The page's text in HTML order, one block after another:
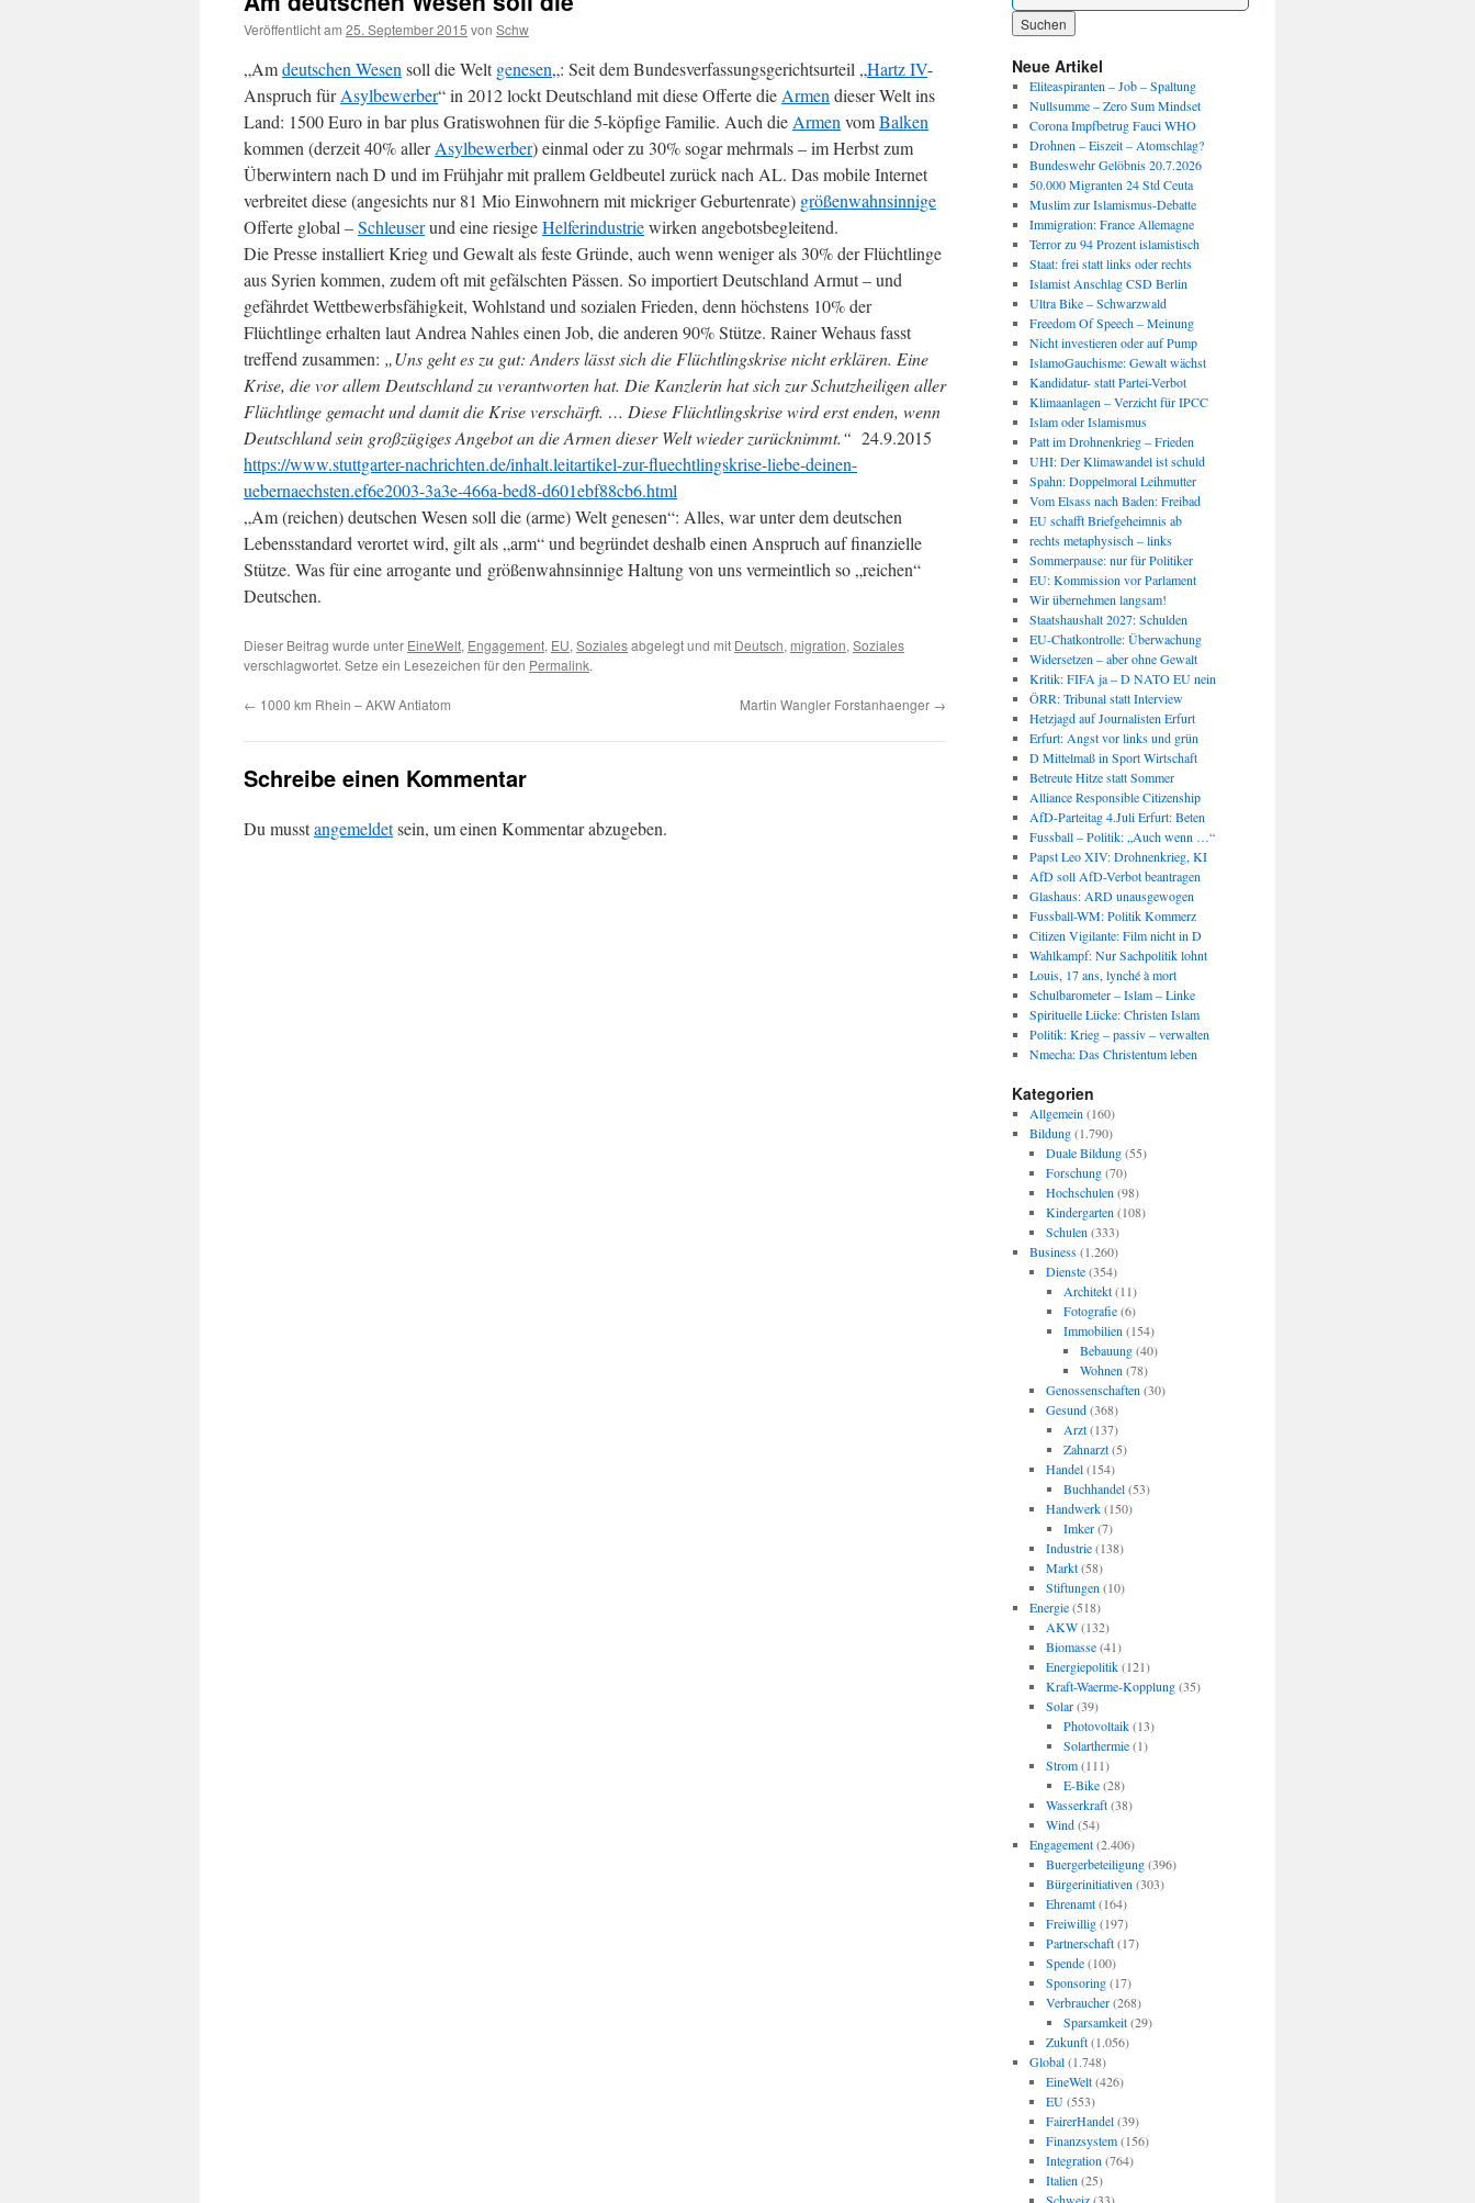
Veröffentlicht am 25. September 2015 von Schw
„Amdeutschen Wesen soll die Weltgenesen„: Seit dem Bundesverfassungsgerichtsurteil „Hartz IV-
Anspruch fürAsylbewerber“ in 2012 lockt Deutschland mit diese Offerte die Armen dieser Welt ins
Land: 1500 Euro in bar plus Gratiswohnen für die 5-köpfige Familie. Auch die Armen vomBalken
kommen (derzeit 40% allerAsylbewerber) einmal oder zu 30% sogar mehrmals –im Herbst zum
Überwintern nach D und im Frühjahr mit prallem Geldbeutel zurück nach AL. Das mobile Internet
verbreitet diese (angesichts nur 81 Mio Einwohnern mit mickriger Geburtenrate) größenwahnsinnige
Offerte global –Schleuserund eine riesigeHelferindustriewirken angebotsbegleitend.
Die Presse installiert Krieg und Gewalt als feste Gründe, auch wenn weniger als 30% der Flüchtlinge
aus Syrien kommen, zudem oft mit gefälschten Pässen. So importiert Deutschland Armut – und
gefährdet Wettbewerbsfähigkeit, Wohlstand und sozialen Frieden, denn höchstens 10% der
Flüchtlinge erhalten laut Andrea Nahles einen Job, die anderen 90% Stütze. Rainer Wehaus fasst
treffend zusammen: „Uns geht es zu gut: Anders lässt sich die Flüchtlingskrise nicht erklären. Eine
Krise, die vor allem Deutschland zu verantworten hat. Die Kanzlerin hat sich zur Schutzheiligen aller
Flüchtlinge gemacht und damit die Krise verschärft. … Diese Flüchtlingskrise wird erst enden, wenn
Deutschland sein großzügiges Angebot an die Armen dieser Welt wieder zurücknimmt.“ 24.9.2015
https://www.stuttgarter-nachrichten.de/inhalt.leitartikel-zur-fluechtlingskrise-liebe-deinen-
uebernaechsten.ef6e2003-3a3e-466a-bed8-d601ebf88cb6.html
„Am (reichen) deutschen Wesen soll die (arme) Welt genesen“: Alles, war unter dem deutschen
Lebensstandard verortet wird, gilt als „arm“ und begründet deshalb einen Anspruch auf finanzielle
Stütze. Was für eine arrogante und größenwahnsinnige Haltung von uns vermeintlich so „reichen“
Deutschen.
Dieser Beitrag wurde unter EineWelt, Engagement, EU, Sozialesabgelegt und mit Deutsch, migration, Soziales
verschlagwortet. Setze ein Lesezeichen für den Permalink.
← 1000 km Rhein – AKW Antiatom Martin Wangler Forstanhaenger →
Schreibe einen Kommentar
Du musstangemeldetsein, um einen Kommentar abzugeben.
Neue Artikel
Eliteaspiranten – Job – Spaltung
Nullsumme – Zero Sum Mindset
Corona Impfbetrug Fauci WHO
Drohnen – Eiszeit – Atomschlag?
Bundeswehr Gelöbnis 20.7.2026
50.000 Migranten 24 Std Ceuta
Muslim zur Islamismus-Debatte
Immigration: France Allemagne
Terror zu 94 Prozent islamistisch
Staat: frei statt links oder rechts
Islamist Anschlag CSD Berlin
Ultra Bike – Schwarzwald
Freedom Of Speech – Meinung
Nicht investieren oder auf Pump
IslamoGauchisme: Gewalt wächst
Kandidatur- statt Partei-Verbot
Klimaanlagen – Verzicht für IPCC
Islam oder Islamismus
Patt im Drohnenkrieg – Frieden
UHI: Der Klimawandel ist schuld
Spahn: Doppelmoral Leihmutter
Vom Elsass nach Baden: Freibad
EU schafft Briefgeheimnis ab
rechts metaphysisch – links
Sommerpause: nur für Politiker
EU: Kommission vor Parlament
Wir übernehmen langsam!
Staatshaushalt 2027: Schulden
EU-Chatkontrolle: Überwachung
Widersetzen – aber ohne Gewalt
Kritik: FIFA ja – D NATO EU nein
ÖRR: Tribunal statt Interview
Hetzjagd auf Journalisten Erfurt
Erfurt: Angst vor links und grün
D Mittelmaß in Sport Wirtschaft
Betreute Hitze statt Sommer
Alliance Responsible Citizenship
AfD-Parteitag 4.Juli Erfurt: Beten
Fussball – Politik: „Auch wenn …“
Papst Leo XIV: Drohnenkrieg, KI
AfD soll AfD-Verbot beantragen
Glashaus: ARD unausgewogen
Fussball-WM: Politik Kommerz
Citizen Vigilante: Film nicht in D
Wahlkampf: Nur Sachpolitik lohnt
Louis, 17 ans, lynché à mort
Schulbarometer – Islam – Linke
Spirituelle Lücke: Christen Islam
Politik: Krieg – passiv – verwalten
Nmecha: Das Christentum leben
Kategorien
Allgemein (160)
Bildung(1.790)
Duale Bildung(55)
Forschung(70)
Hochschulen (98)
Kindergarten (108)
Schulen (333)
Business(1.260)
Dienste(354)
Architekt(11)
Fotografie(6)
Immobilien (154)
Bebauung(40)
Wohnen (78)
Genossenschaften (30)
Gesund(368)
Arzt(137)
Zahnarzt(5)
Handel(154)
Buchhandel(53)
Handwerk(150)
Imker(7)
Industrie(138)
Markt(58)
Stiftungen (10)
Energie(518)
AKW(132)
Biomasse(41)
Energiepolitik(121)
Kraft-Waerme-Kopplung(35)
Solar(39)
Photovoltaik(13)
Solarthermie(1)
Strom(111)
E-Bike(28)
Wasserkraft(38)
Wind(54)
Engagement(2.406)
Buergerbeteiligung(396)
Bürgerinitiativen (303)
Ehrenamt(164)
Freiwillig(197)
Partnerschaft(17)
Spende(100)
Sponsoring(17)
Verbraucher(268)
Sparsamkeit(29)
Zukunft(1.056)
Global(1.748)
EineWelt(426)
EU(553)
FairerHandel(39)
Finanzsystem(156)
Integration (764)
Italien (25)